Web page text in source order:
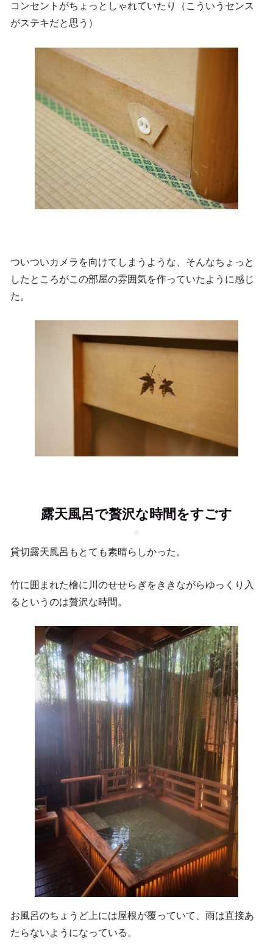
コンセントがちょっとしゃれていたり（こういうセンス
がステキだと思う）
ついついカメラを向けてしまうような、そんなちょっと
したところがこの部屋の雰囲気を作っていたように感じ
た。
露天風呂で贅沢な時間をすごす
貸切露天風呂もとても素晴らしかった。
竹に囲まれた檜に川のせせらぎをききながらゆっくり入
るというのは贅沢な時間。
お風呂のちょうど上には屋根が覆っていて、雨は直接あ
たらないようになっている。